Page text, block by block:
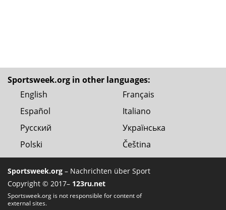
Sportsweek.org in other languages:
English
Français
Español
Italiano
Русский
Українська
Polski
Čeština
Sportsweek.org – Nachrichten über Sport
Copyright © 2017– 123ru.net
Sportsweek.org is not responsible for content of
external sites.